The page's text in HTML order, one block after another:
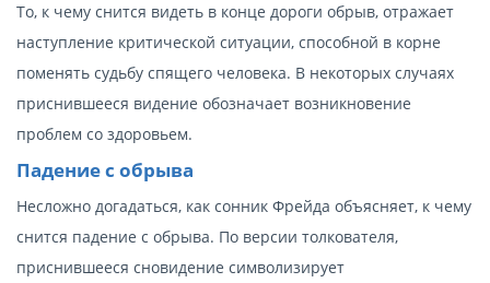
То, к чему снится видеть в конце дороги обрыв, отражает
наступление критической ситуации, способной в корне
поменять судьбу спящего человека. В некоторых случаях
приснившееся видение обозначает возникновение
проблем со здоровьем.
Падение с обрыва
Несложно догадаться, как сонник Фрейда объясняет, к чему
снится падение с обрыва. По версии толкователя,
приснившееся сновидение символизирует